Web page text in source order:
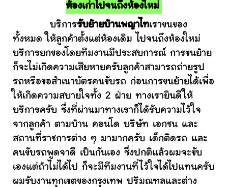
ห้องเก่าไปจนถึงห้องใหม่
บริการรับย้ายบ้านพญาไทเราขนของ
ทั้งหมด ให้ลูกค้าตั้งแต่ห้องเดิม ไปจนถึงห้องใหม่
บริการยกของโดยทีมงานมีประสบการณ์ การขนย้าย
ก็จะไม่เกิดความเสียหายครับลูกค้าสามารถถ่ายรูป
รถหรือขอสำเนาบัตรคนขับรถ ก่อนการขนย้ายได้เพื่อ
ให้เกิดความสบายใจทั้ง 2 ฝ่าย ทางเรายินดีให้
บริการครับ ซึ่งที่ผ่านมาทางเราก็ได้รับความไว้ใจ
จากลูกค้า ตามบ้าน คอนโด บริษัท เอกชน และ
สถานที่ราชการต่าง ๆ มามากครับ เด็กติดรถ และ
คนขับรถพูดจาดี เป็นกันเอง ซึ่งปกติแล้วผมจะขับ
เองแต่ถ้าไม่ได้ไป ก็จะมีทีมงานที่ไว้ใจได้ไปแทนครับ
ผมรับงานทุกเขตของกรุงเทพ ปริมณฑลและต่าง